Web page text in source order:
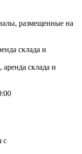
размещенные на
с